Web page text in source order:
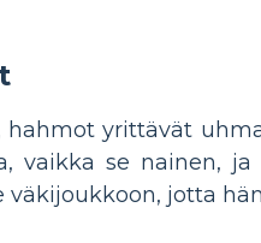
hahmot yrittävät
vaikka se nainen,
väkijoukkoon, jotta